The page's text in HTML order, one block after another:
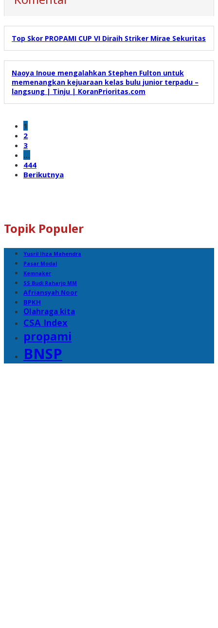
Top Skor PROPAMI CUP VI Diraih Striker Mirae Sekuritas
Naoya Inoue mengalahkan Stephen Fulton untuk
memenangkan kejuaraan kelas bulu junior terpadu –
langsung | Tinju | KoranPrioritas.com
1
2
3
…
444
Berikutnya
Topik Populer
Yusril Ihza Mahendra
Pasar Modal
Kemnaker
SS Budi Raharjo MM
Afriansyah Noor
BPKH
Olahraga kita
CSA Index
propami
BNSP